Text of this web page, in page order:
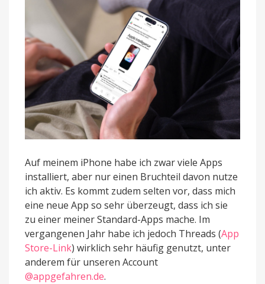
Auf meinem iPhone habe ich zwar viele Apps
installiert, aber nur einen Bruchteil davon nutze
ich aktiv. Es kommt zudem selten vor, dass mich
eine neue App so sehr überzeugt, dass ich sie
zu einer meiner Standard-Apps mache. Im
vergangenen Jahr habe ich jedoch Threads (App
Store-Link) wirklich sehr häufig genutzt, unter
anderem für unseren Account
@appgefahren.de.